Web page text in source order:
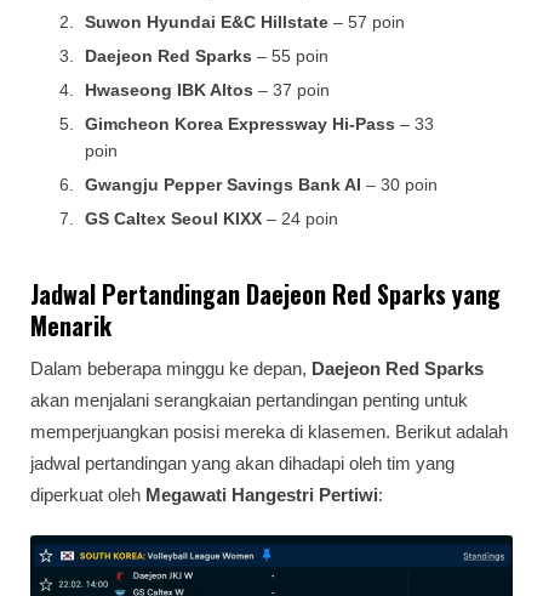
Suwon Hyundai E&C Hillstate – 57 poin
Daejeon Red Sparks – 55 poin
Hwaseong IBK Altos – 37 poin
Gimcheon Korea Expressway Hi-Pass – 33
poin
Gwangju Pepper Savings Bank AI – 30 poin
GS Caltex Seoul KIXX – 24 poin
Jadwal Pertandingan Daejeon Red Sparks yang
Menarik
Dalam beberapa minggu ke depan, Daejeon Red Sparks
akan menjalani serangkaian pertandingan penting untuk
memperjuangkan posisi mereka di klasemen. Berikut adalah
jadwal pertandingan yang akan dihadapi oleh tim yang
diperkuat oleh Megawati Hangestri Pertiwi: